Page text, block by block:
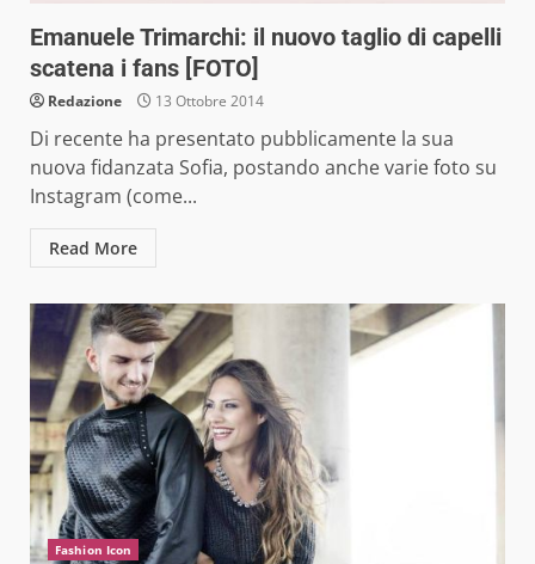
Emanuele Trimarchi: il nuovo taglio di capelli
scatena i fans [FOTO]
Redazione 13 Ottobre 2014
Di recente ha presentato pubblicamente la sua
nuova fidanzata Sofia, postando anche varie foto su
Instagram (come...
Read More
Fashion Icon